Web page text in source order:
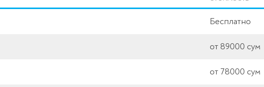
Бесплатно
от 89000 сум
от 78000 сум